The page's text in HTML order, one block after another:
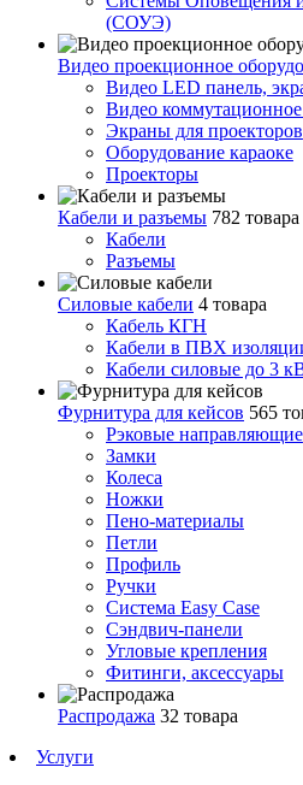
(СОУЭ)
Видео проекционное
Видео LED панель,
Видео
Экраны для проекторов
Оборудование караоке
Проекторы
Кабели и разъемы 782 товара
Кабели
Разъемы
Силовые кабели 4 товара
Кабель КГН
Кабели в ПВХ
Кабели силовые до 3
Фурнитура для кейсов 565
Рэковые направляющие
Замки
Колеса
Ножки
Пено-материалы
Петли
Профиль
Ручки
Система Easy Case
Сэндвич-панели
Угловые крепления
Фитинги, аксессуары
Распродажа 32 товара
Услуги